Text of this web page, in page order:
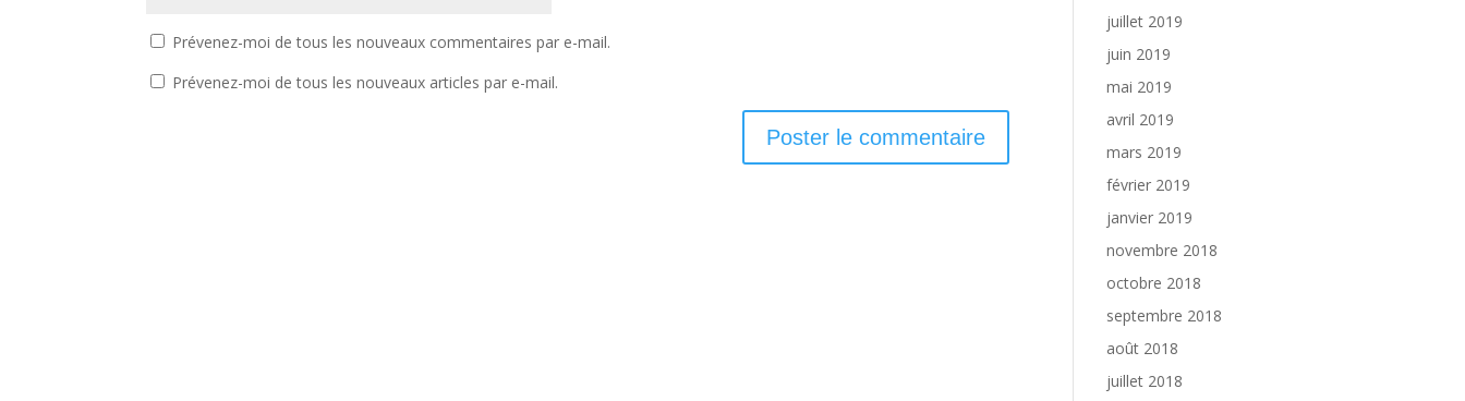
Prévenez-moi de tous les nouveaux commentaires par e-mail.
Prévenez-moi de tous les nouveaux articles par e-mail.
juillet 2019
juin 2019
mai 2019
avril 2019
mars 2019
février 2019
janvier 2019
novembre 2018
octobre 2018
septembre 2018
août 2018
juillet 2018